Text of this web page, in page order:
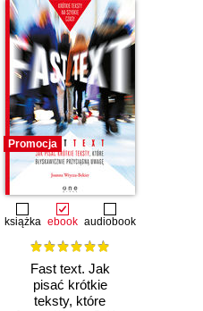
Promocja
książka ebook audiobook
Fast text. Jak
pisać krótkie
teksty, które